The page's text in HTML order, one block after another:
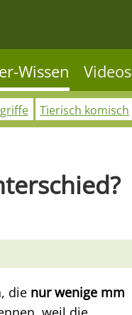
Wissen Videos
Tierisch komisch
die nur wenige mm